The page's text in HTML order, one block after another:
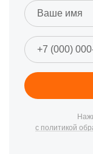
с политикой